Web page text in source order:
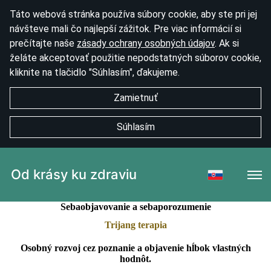
Táto webová stránka používa súbory cookie, aby ste pri jej
návšteve mali čo najlepší zážitok. Pre viac informácií si
prečítajte naše zásady ochrany osobných údajov. Ak si
želáte akceptovať použitie nepodstatných súborov cookie,
kliknite na tlačidlo "Súhlasím", ďakujeme.
Zamietnuť
Súhlasím
Od krásy ku zdraviu
Sebaobjavovanie a sebaporozumenie
Trijang terapia
Osobný rozvoj cez poznanie a objavenie hĺbok vlastných
hodnôt.